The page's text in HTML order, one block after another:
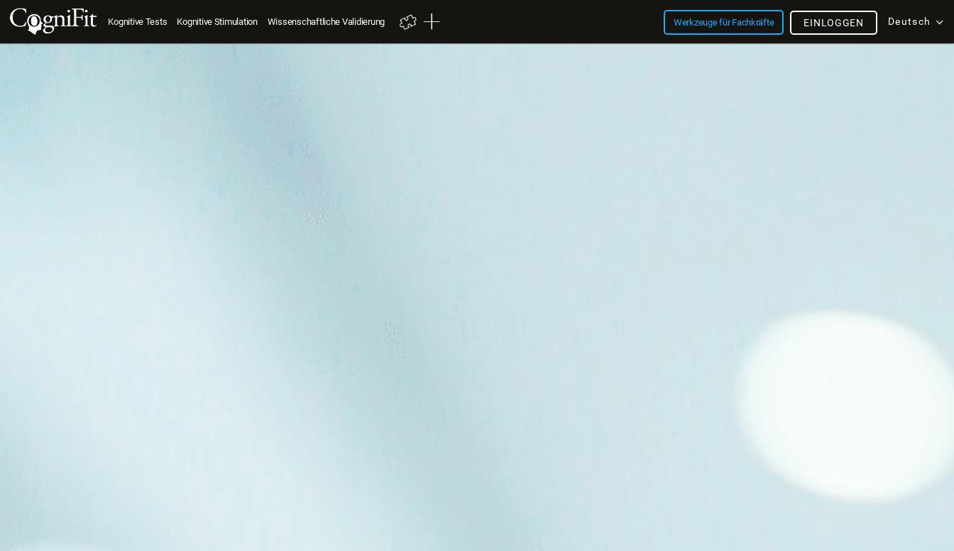
Kognitive Tests Kognitive Stimulation Wissenschaftliche Validierung Werkzeuge für Fachkräfte Deutsch
EINLOGGEN